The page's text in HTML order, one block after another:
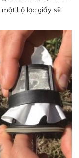
một bộ lọc giấy sẽ